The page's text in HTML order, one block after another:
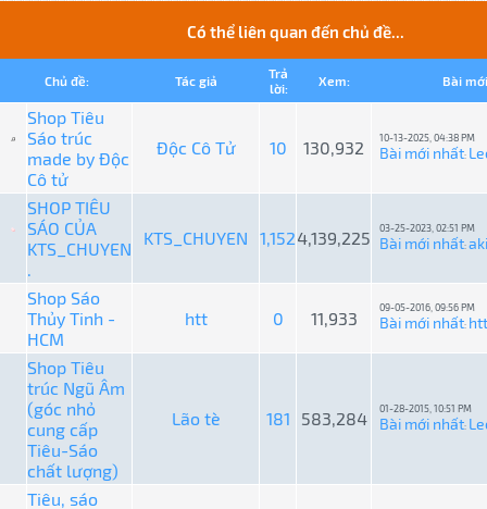
Có thể liên quan đến chủ đề...
Chủ đề: Tác giả
Trả
lời:
Xem: Bài
Shop Tiêu
Sáo trúc
made by Độc
Cô tử
Độc Cô Tử 10 130,932 10-13-2025, 04:38 PM
Bài mới nhất:
SHOP TIÊU
SÁO CỦA
KTS_CHUYEN
.
KTS_CHUYEN 1,1524,139,225 03-25-2023, 02:51 PM
Bài mới nhất:
Shop Sáo
Thủy Tinh -
HCM
htt 0 11,933
09-05-2016, 09:56 PM
Bài mới nhất: htt
Shop Tiêu
trúc Ngũ Âm
(góc nhỏ
cung cấp
Tiêu-Sáo
chất lượng)
Lão tè 181 583,284 01-28-2015, 10:51 PM
Bài mới nhất:
Tiêu, sáo